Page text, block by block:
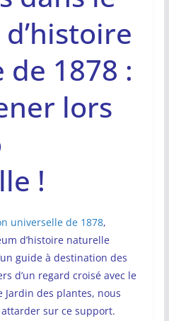
1878 :
lors
!
universelle de 1878,
d’histoire naturelle
guide à destination des
d’un regard croisé avec le
Jardin des plantes, nous
sur ce support.